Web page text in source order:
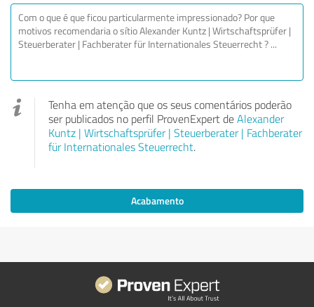
Tenha em atenção que os seus comentários poderão
ser publicados no perfil ProvenExpert deAlexander
Kuntz | Wirtschaftsprüfer | Steuerberater | Fachberater
für Internationales Steuerrecht.
Acabamento